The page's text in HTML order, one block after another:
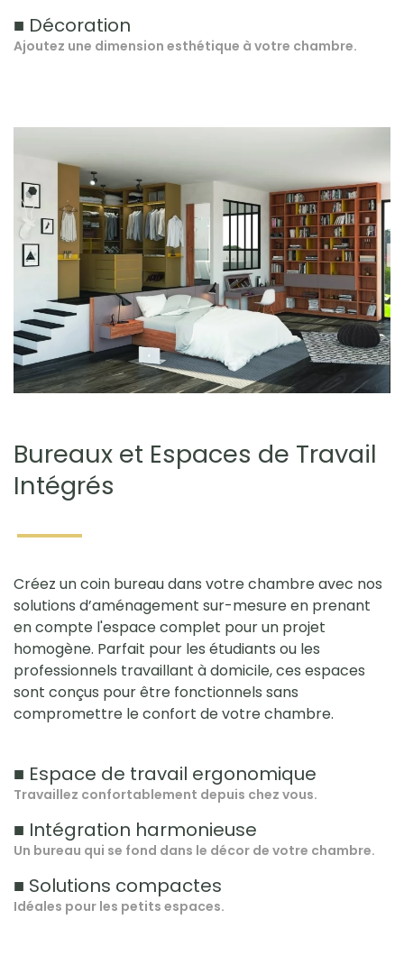
■ Décoration
Ajoutez une dimension esthétique à votre chambre.
Bureaux et Espaces de Travail
Intégrés
Créez un coin bureau dans votre chambre avec nos
solutions d’aménagement sur-mesure en prenant
en compte l'espace complet pour un projet
homogène. Parfait pour les étudiants ou les
professionnels travaillant à domicile, ces espaces
sont conçus pour être fonctionnels sans
compromettre le confort de votre chambre.
■ Espace de travail ergonomique
Travaillez confortablement depuis chez vous.
■ Intégration harmonieuse
Un bureau qui se fond dans le décor de votre chambre.
■ Solutions compactes
Idéales pour les petits espaces.